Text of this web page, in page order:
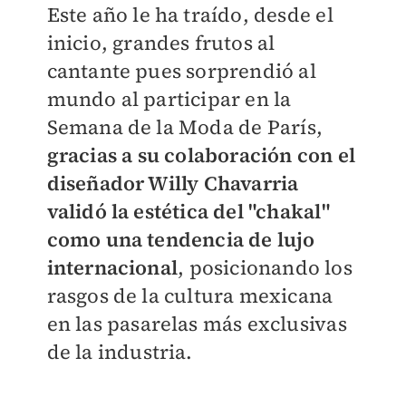
Este año le ha traído, desde el
inicio, grandes frutos al
cantante pues sorprendió al
mundo al participar en la
Semana de la Moda de París,
gracias a su colaboración con el
diseñador Willy Chavarria
validó la estética del "chakal"
como una tendencia de lujo
internacional, posicionando los
rasgos de la cultura mexicana
en las pasarelas más exclusivas
de la industria.